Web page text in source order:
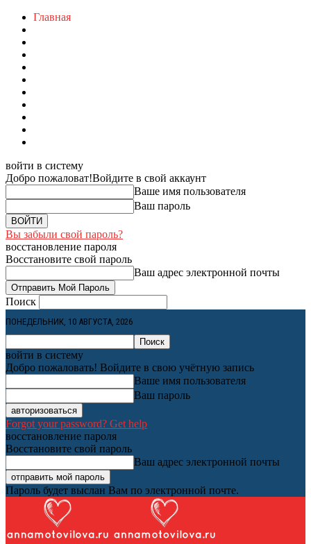
Главная
войти в систему
Добро пожаловат!Войдите в свой аккаунт
Ваше имя пользователя
Ваш пароль
Вы забыли свой пароль?
восстановление пароля
Восстановите свой пароль
Ваш адрес электронной почты
Поиск
ПОНЕДЕЛЬНИК, 10 АВГУСТА, 2026
войти в систему
Добро пожаловать! Войдите в свою учётную запись
Ваше имя пользователя
Ваш пароль
Forgot your password? Get help
восстановление пароля
Восстановите свой пароль
Ваш адрес электронной почты
Пароль будет выслан Вам по электронной почте.